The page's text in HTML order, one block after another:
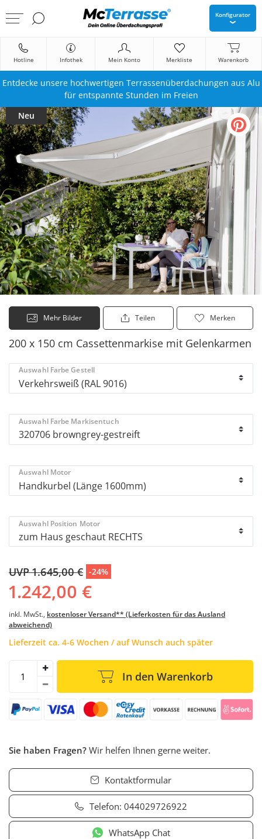
Konfigurator
Hotline Infothek Mein Konto Merkliste Warenkorb
Entdecke unsere hochwertigen Terrassenüberdachungen aus Alu
für entspannte Stunden im Freien
Neu
Mehr Bilder Teilen Merken
200 x 150 cm Cassettenmarkise mit Gelenkarmen
Auswahl Farbe Gestell
Auswahl Farbe Markisentuch
Auswahl Motor
Auswahl Position Motor
UVP 1.645,00 € -24%
1.242,00 €
inkl. MwSt., kostenloser Versand** (Lieferkosten für das Ausland
abweichend)
Lieferzeit ca. 4-6 Wochen / auf Wunsch auch später
In den Warenkorb
Sie haben Fragen? Wir helfen Ihnen gerne weiter.
Kontaktformular
Telefon: 044029726922
WhatsApp Chat